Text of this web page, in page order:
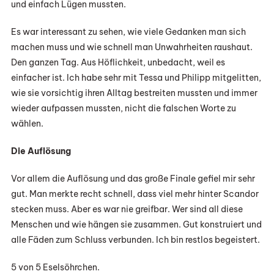
und einfach Lügen mussten.
Es war interessant zu sehen, wie viele Gedanken man sich
machen muss und wie schnell man Unwahrheiten raushaut.
Den ganzen Tag. Aus Höflichkeit, unbedacht, weil es
einfacher ist. Ich habe sehr mit Tessa und Philipp mitgelitten,
wie sie vorsichtig ihren Alltag bestreiten mussten und immer
wieder aufpassen mussten, nicht die falschen Worte zu
wählen.
Die Auflösung
Vor allem die Auflösung und das große Finale gefiel mir sehr
gut. Man merkte recht schnell, dass viel mehr hinter Scandor
stecken muss. Aber es war nie greifbar. Wer sind all diese
Menschen und wie hängen sie zusammen. Gut konstruiert und
alle Fäden zum Schluss verbunden. Ich bin restlos begeistert.
5 von 5 Eselsöhrchen.